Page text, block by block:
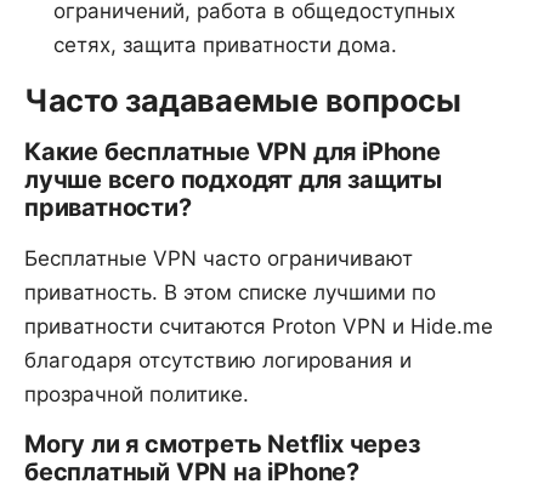
ограничений, работа в общедоступных
сетях, защита приватности дома.
Часто задаваемые вопросы
Какие бесплатные VPN для iPhone
лучше всего подходят для защиты
приватности?
Бесплатные VPN часто ограничивают
приватность. В этом списке лучшими по
приватности считаются Proton VPN и Hide.me
благодаря отсутствию логирования и
прозрачной политике.
Могу ли я смотреть Netflix через
бесплатный VPN на iPhone?